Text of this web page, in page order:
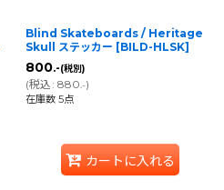
Blind Skateboards / Heritage
Skull ステッカー [BILD-HLSK]
800.-(税別)
(税込: 880.-)
在庫数 5点
カートに入れる